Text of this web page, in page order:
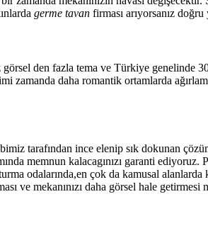
germe tavan firması arıyorsanız
görsel den fazla tema ve Türkiye genelinde
daha romantik ortamlarda
tarafından ince elenip sık dokunan
memnun kalacagınızı garanti ediyoruz.
odalarında,en çok da kamusal
ve mekanınızı daha görsel hale